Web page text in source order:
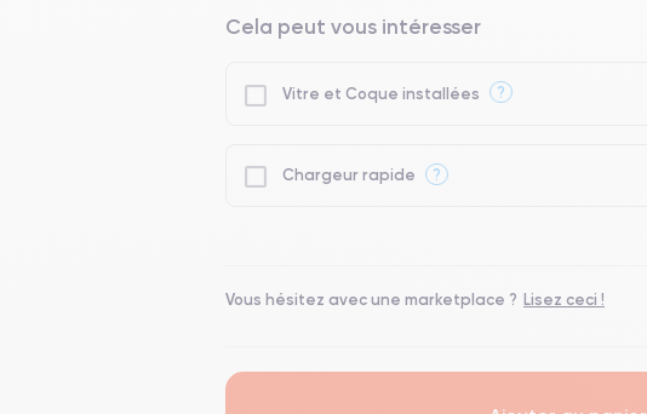
Cela peut vous intéresser
Vitre et Coque installées ?
Chargeur rapide ?
Vous hésitez avec une marketplace ? Lisez ceci !